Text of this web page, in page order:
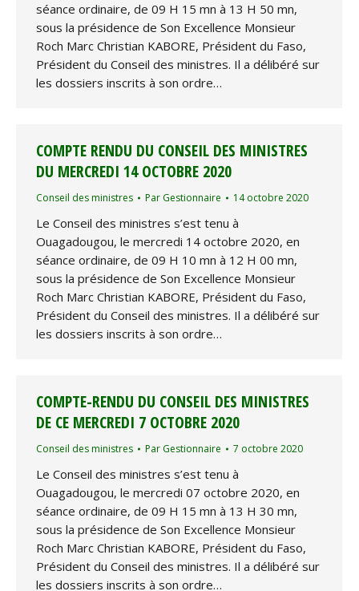
séance ordinaire, de 09 H 15 mn à 13 H 50 mn,
sous la présidence de Son Excellence Monsieur
Roch Marc Christian KABORE, Président du Faso,
Président du Conseil des ministres. Il a délibéré sur
les dossiers inscrits à son ordre…
COMPTE RENDU DU CONSEIL DES MINISTRES
DU MERCREDI 14 OCTOBRE 2020
Conseil des ministres Par Gestionnaire 14 octobre 2020
Le Conseil des ministres s’est tenu à
Ouagadougou, le mercredi 14 octobre 2020, en
séance ordinaire, de 09 H 10 mn à 12 H 00 mn,
sous la présidence de Son Excellence Monsieur
Roch Marc Christian KABORE, Président du Faso,
Président du Conseil des ministres. Il a délibéré sur
les dossiers inscrits à son ordre…
COMPTE-RENDU DU CONSEIL DES MINISTRES
DE CE MERCREDI 7 OCTOBRE 2020
Conseil des ministres Par Gestionnaire 7 octobre 2020
Le Conseil des ministres s’est tenu à
Ouagadougou, le mercredi 07 octobre 2020, en
séance ordinaire, de 09 H 15 mn à 13 H 30 mn,
sous la présidence de Son Excellence Monsieur
Roch Marc Christian KABORE, Président du Faso,
Président du Conseil des ministres. Il a délibéré sur
les dossiers inscrits à son ordre…